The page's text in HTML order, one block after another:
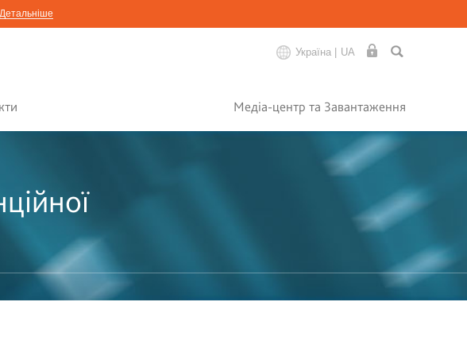
Детальніше
Україна | UA
Медіа-центр та Завантаження